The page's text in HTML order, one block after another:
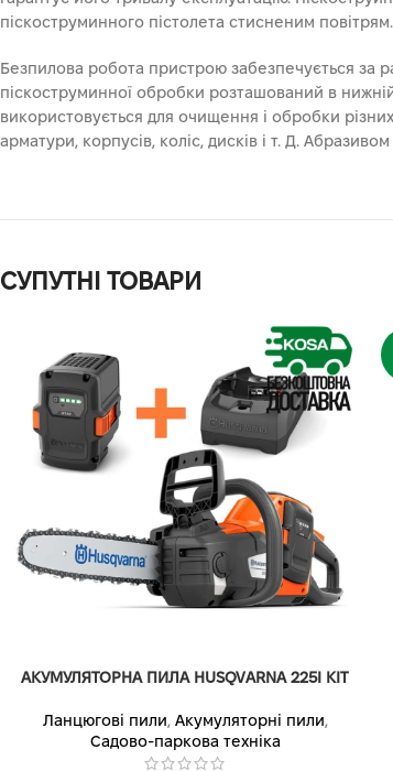
піскоструминного пістолета стисненим
Безпилова робота пристрою забезпечується за
піскоструминної обробки розташований в
використовується для очищення і обробки
арматури, корпусів, коліс, дисків і т. Д.
СУПУТНІ ТОВАРИ
АКУМУЛЯТОРНА ПИЛА HUSQVARNA 225I KIT
Ланцюгові пили, Акумуляторні пили,
Садово-паркова техніка